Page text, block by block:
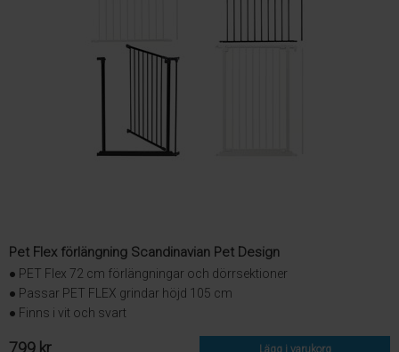
Pet Flex förlängning Scandinavian Pet Design
● PET Flex 72 cm förlängningar och dörrsektioner
● Passar PET FLEX grindar höjd 105 cm
● Finns i vit och svart
799 kr Lägg i varukorg